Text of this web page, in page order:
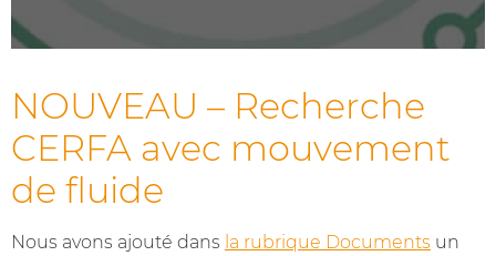
NOUVEAU – Recherche
CERFA avec mouvement
de fluide
Nous avons ajouté dans la rubrique Documents un